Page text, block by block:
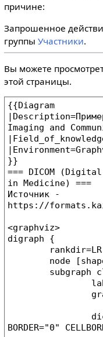
причине:
Запрошенное
группы Участники.
Вы можете
этой страницы.